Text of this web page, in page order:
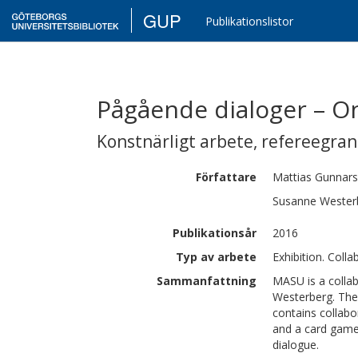
GUP Publikationslistor
Pågående dialoger –
Konstnärligt arbete,
Författare Mattias
Susanne
Publikationsår
2016
Typ av arbete
Exhibition.
Sammanfattning
MASU is a
Westerberg.
contains
and a card
dialogue.